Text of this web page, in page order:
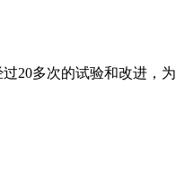
20多次的试验和改进，为